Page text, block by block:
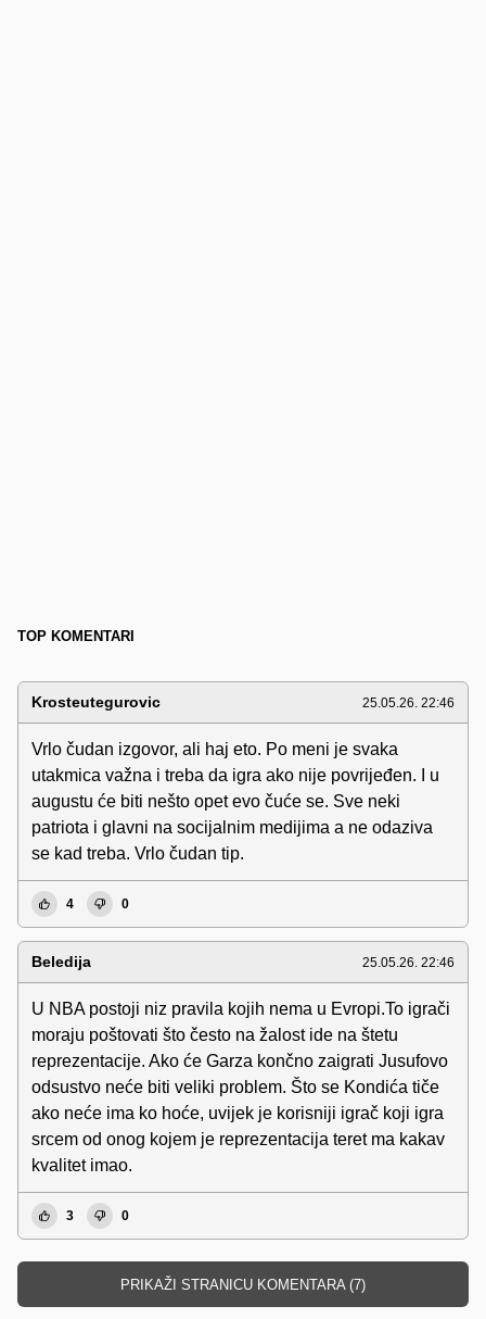
TOP KOMENTARI
Krosteutegurovic 25.05.26. 22:46
Vrlo čudan izgovor, ali haj eto. Po meni je svaka
utakmica važna i treba da igra ako nije povrijeđen. I u
augustu će biti nešto opet evo čuće se. Sve neki
patriota i glavni na socijalnim medijima a ne odaziva
se kad treba. Vrlo čudan tip.
4 0
Beledija 25.05.26. 22:46
U NBA postoji niz pravila kojih nema u Evropi.To igrači
moraju poštovati što često na žalost ide na štetu
reprezentacije. Ako će Garza končno zaigrati Jusufovo
odsustvo neće biti veliki problem. Što se Kondića tiče
ako neće ima ko hoće, uvijek je korisniji igrač koji igra
srcem od onog kojem je reprezentacija teret ma kakav
kvalitet imao.
3 0
PRIKAŽI STRANICU KOMENTARA (7)